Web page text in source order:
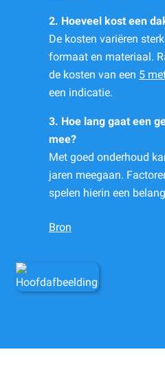
2. Hoeveel kost een
De kosten variëren
formaat en materiaal.
de kosten van een 5
een indicatie.
3. Hoe lang gaat een
mee?
Met goed onderhoud
jaren meegaan.
spelen hierin een
Bron